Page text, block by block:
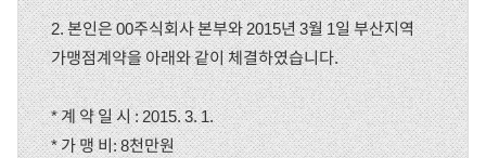
2. 본인은 00주식회사 본부와 2015년 3월 1일 부산지역
가맹점계약을 아래와 같이 체결하였습니다.
* 계 약 일 시 : 2015. 3. 1.
* 가 맹 비: 8천만원